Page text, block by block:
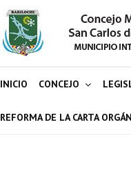
INICIO CONCEJO
REFORMA DE LA CARTA